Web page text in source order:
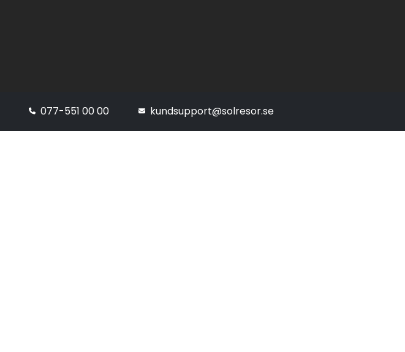
077-551 00 00 kundsupport@solresor.se